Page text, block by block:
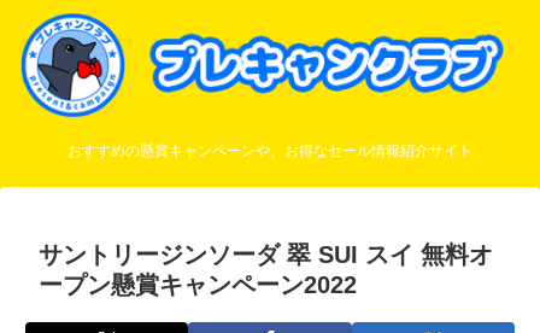
おすすめの懸賞キャンペーンや、お得なセール情報紹介サイト
サントリージンソーダ 翠 SUI スイ 無料オ
ープン懸賞キャンペーン2022